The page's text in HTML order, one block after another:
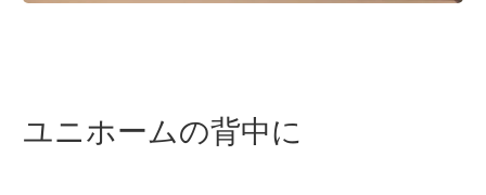
ユニホームの背中に